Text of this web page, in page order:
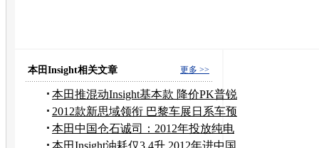
更多 >>
本田Insight相关文章
本田推混动Insight基本款 降价PK普锐
斯
2012款新思域领衔 巴黎车展日系车预
览
本田中国仓石诚司：2012年投放纯电
动车
本田Insight油耗仅3.4升 2012年进中国